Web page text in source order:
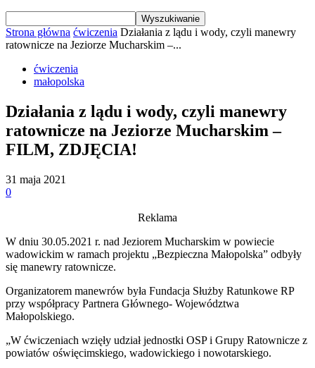
Strona główna ćwiczenia Działania z lądu i wody, czyli manewry
ratownicze na Jeziorze Mucharskim –...
ćwiczenia
małopolska
Działania z lądu i wody, czyli manewry
ratownicze na Jeziorze Mucharskim –
FILM, ZDJĘCIA!
31 maja 2021
0
Reklama
W dniu 30.05.2021 r. nad Jeziorem Mucharskim w powiecie
wadowickim w ramach projektu „Bezpieczna Małopolska” odbyły
się manewry ratownicze.
Organizatorem manewrów była Fundacja Służby Ratunkowe RP
przy współpracy Partnera Głównego- Województwa
Małopolskiego.
„W ćwiczeniach wzięły udział jednostki OSP i Grupy Ratownicze z
powiatów oświęcimskiego, wadowickiego i nowotarskiego.